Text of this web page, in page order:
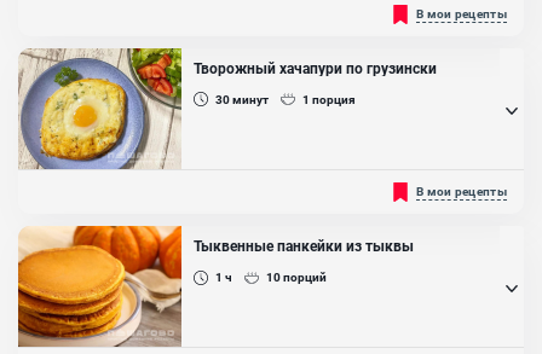
Приготовьте для своих близких десерт из тыквы, чтобы приятно
удивить и порадовать их. Этот десерт является полезным и
низкокалорийным лакомством, который понравится всей семье...
В мои рецепты
Творожный хачапури по грузински
30минут 1 порция
Любимое грузинское блюдо в низкокалорийном варианте. Тесто
для него готовится из творога. Время на готовку занимает всего
40 минут, причем в основном оно уходит на запекание. На
завтрак, перекус или легкий ужин...
В мои рецепты
Тыквенные панкейки из тыквы
1 ч 10порций